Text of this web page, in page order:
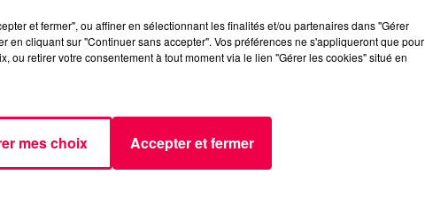
et fermer", ou affiner en sélectionnant les finalités et/ou partenaires dans "Gérer
en cliquant sur "Continuer sans accepter". Vos préférences ne s'appliqueront que pour
ou retirer votre consentement à tout moment via le lien "Gérer les cookies" situé en
mes choix Accepter et fermer